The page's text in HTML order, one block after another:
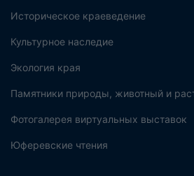
Историческое краеведение
Культурное наследие
Экология края
Памятники природы, животный и
Фотогалерея виртуальных выставок
Юферевские чтения